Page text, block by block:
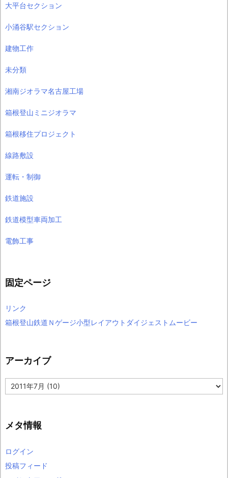
大平台セクション
小涌谷駅セクション
建物工作
未分類
湘南ジオラマ名古屋工場
箱根登山ミニジオラマ
箱根移住プロジェクト
線路敷設
運転・制御
鉄道施設
鉄道模型車両加工
電飾工事
固定ページ
リンク
箱根登山鉄道Ｎゲージ小型レイアウトダイジェストムービー
アーカイブ
ア
ー
ブ
メタ情報
ログイン
投稿フィード